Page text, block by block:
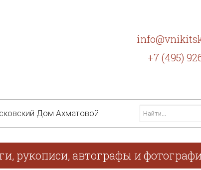
+7 (495)
Дом Ахматовой
рукописи, автографы и